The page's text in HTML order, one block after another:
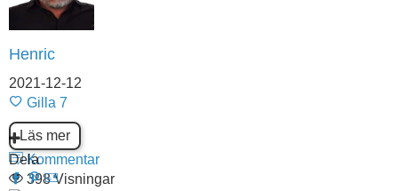
Henric
2021-12-12
Gilla 7
Läs mer
Kommentar
398 Visningar
Dela